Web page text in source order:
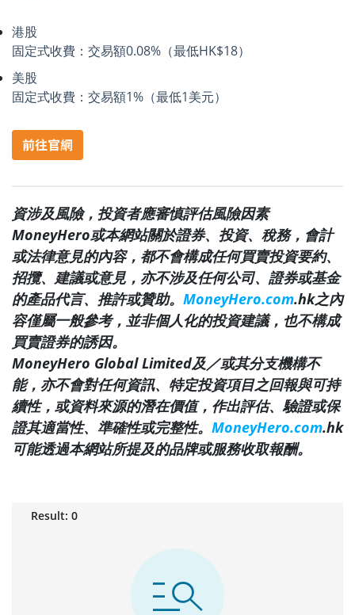
港股
固定式收費：交易額0.08%（最低HK$18）
美股
固定式收費：交易額1%（最低1美元）
資涉及風險，投資者應審慎評估風險因素
MoneyHero或本網站關於證券、投資、稅務，會計
或法律意見的內容，都不會構成任何買賣投資要約、
招攬、建議或意見，亦不涉及任何公司、證券或基金
的產品代言、推許或贊助。 MoneyHero.com.hk之內
容僅屬一般參考，並非個人化的投資建議，也不構成
買賣證券的誘因。
MoneyHero Global Limited及／或其分支機構不
能，亦不會對任何資訊、特定投資項目之回報與可持
續性，或資料來源的潛在價值，作出評估、驗證或保
證其適當性、準確性或完整性。 MoneyHero.com.hk
可能透過本網站所提及的品牌或服務收取報酬。
Result: 0
manage_search